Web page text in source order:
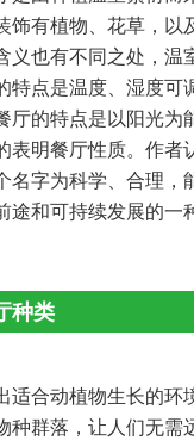
饰有植物、花草，以
义也有不同之处，温
特点是温度、湿度可
厅的特点是以阳光为
表明餐厅性质。作者
名字为科学、合理，
和可持续发展的一
种类
合动植物生长的环
种群落，让人们无需